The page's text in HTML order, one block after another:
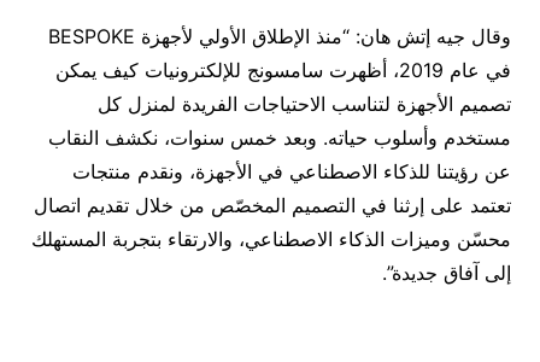
وقال جيه إتش هان: “منذ الإطلاق الأولي لأجهزة BESPOKE
في عام 2019، أظهرت سامسونج للإلكترونيات كيف يمكن
تصميم الأجهزة لتناسب الاحتياجات الفريدة لمنزل كل
مستخدم وأسلوب حياته. وبعد خمس سنوات، نكشف النقاب
عن رؤيتنا للذكاء الاصطناعي في الأجهزة، ونقدم منتجات
تعتمد على إرثنا في التصميم المخصّص من خلال تقديم اتصال
محسّن وميزات الذكاء الاصطناعي، والارتقاء بتجربة المستهلك
إلى آفاق جديدة”.